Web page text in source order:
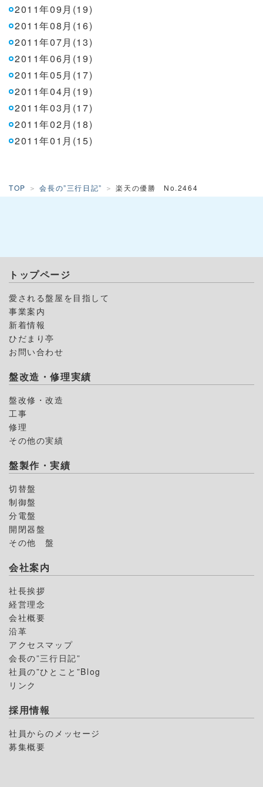
2011年09月(19)
2011年08月(16)
2011年07月(13)
2011年06月(19)
2011年05月(17)
2011年04月(19)
2011年03月(17)
2011年02月(18)
2011年01月(15)
TOP 会長の”三行日記” 楽天の優勝 No.2464
トップページ
愛される盤屋を目指して
事業案内
新着情報
ひだまり亭
お問い合わせ
盤改造・修理実績
盤改修・改造
工事
修理
その他の実績
盤製作・実績
切替盤
制御盤
分電盤
開閉器盤
その他 盤
会社案内
社長挨拶
経営理念
会社概要
沿革
アクセスマップ
会長の”三行日記”
社員の”ひとこと”Blog
リンク
採用情報
社員からのメッセージ
募集概要